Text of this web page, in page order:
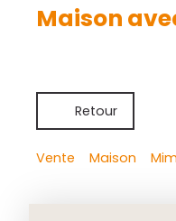
Maison
Retour
Vente Maison